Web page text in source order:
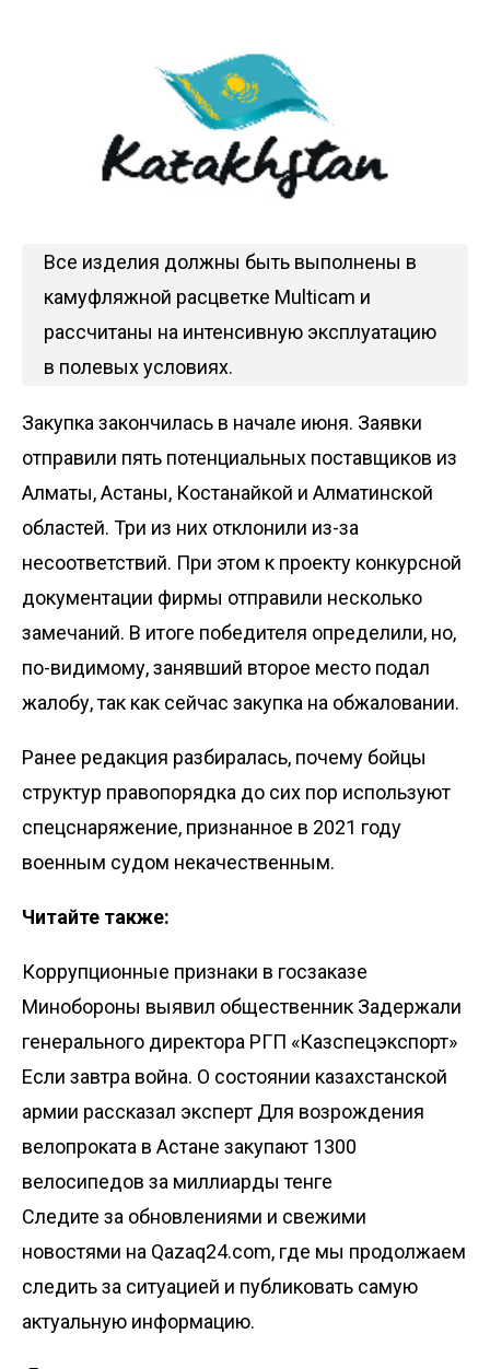
Все изделия должны быть выполнены в
камуфляжной расцветке Multicam и
рассчитаны на интенсивную эксплуатацию
в полевых условиях.
Закупка закончилась в начале июня. Заявки
отправили пять потенциальных поставщиков из
Алматы, Астаны, Костанайкой и Алматинской
областей. Три из них отклонили из-за
несоответствий. При этом к проекту конкурсной
документации фирмы отправили несколько
замечаний. В итоге победителя определили, но,
по-видимому, занявший второе место подал
жалобу, так как сейчас закупка на обжаловании.
Ранее редакция разбиралась, почему бойцы
структур правопорядка до сих пор используют
спецснаряжение, признанное в 2021 году
военным судом некачественным.
Читайте также:
Коррупционные признаки в госзаказе
Минобороны выявил общественник Задержали
генерального директора РГП «Казспецэкспорт»
Если завтра война. О состоянии казахстанской
армии рассказал эксперт Для возрождения
велопроката в Астане закупают 1300
велосипедов за миллиарды тенге
Следите за обновлениями и свежими
новостями на Qazaq24.com, где мы продолжаем
следить за ситуацией и публиковать самую
актуальную информацию.